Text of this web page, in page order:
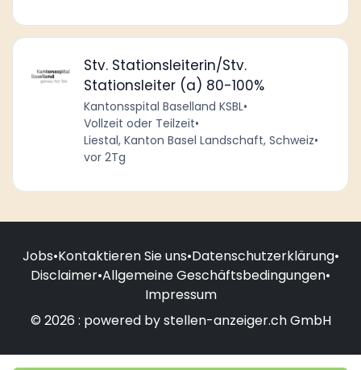
Stv. Stationsleiterin/Stv.
Stationsleiter (a) 80-100%
Kantonsspital Baselland KSBL•
Vollzeit oder Teilzeit•
Liestal, Kanton Basel Landschaft, Schweiz•
vor 2Tg
Jobs•Kontaktieren Sie uns•Datenschutzerklärung•
Disclaimer•Allgemeine Geschäftsbedingungen•
Impressum
© 2026 : powered by stellen-anzeiger.ch GmbH